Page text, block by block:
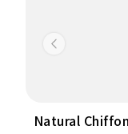
Previous
Natural